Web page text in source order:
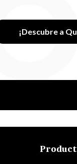
¡Descubre a